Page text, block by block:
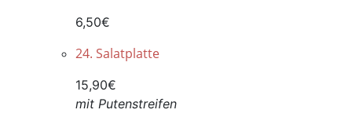
6,50€
24. Salatplatte
15,90€
mit Putenstreifen